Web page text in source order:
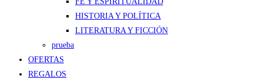
HISTORIA Y POLÍTICA
LITERATURA Y FICCIÓN
prueba
OFERTAS
REGALOS